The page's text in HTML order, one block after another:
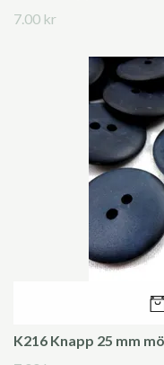
7.00 kr
K216 Knapp 25 mm